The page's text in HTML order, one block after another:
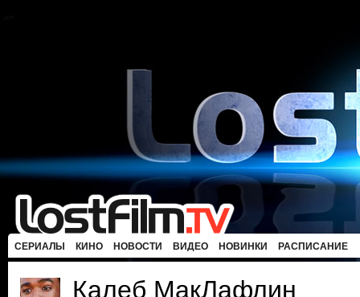
СЕРИАЛЫ КИНО НОВОСТИ ВИДЕО НОВИНКИ РАСПИСАНИЕ
Калеб МакЛафлин